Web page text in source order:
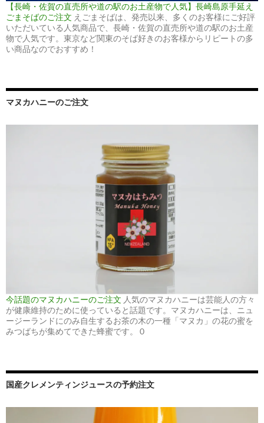
【長崎・佐賀の直売所や道の駅のお土産物で人気】長崎島原手延え
ごまそばのご注文 えごまそばは、発売以来、多くのお客様にご好評
いただいている人気商品で、長崎・佐賀の直売所や道の駅のお土産
物で人気です。東京など関東のそば好きのお客様からリピートの多
い商品なのでおすすめ！
マヌカハニーのご注文
今話題のマヌカハニーのご注文 人気のマヌカハニーは芸能人の方々
が健康維持のために使っていると話題です。マヌカハニーは、ニュ
ージーランドにのみ自生するお茶の木の一種「マヌカ」の花の蜜を
みつばちが集めてできた蜂蜜です。 0
国産クレメンティンジュースの予約注文